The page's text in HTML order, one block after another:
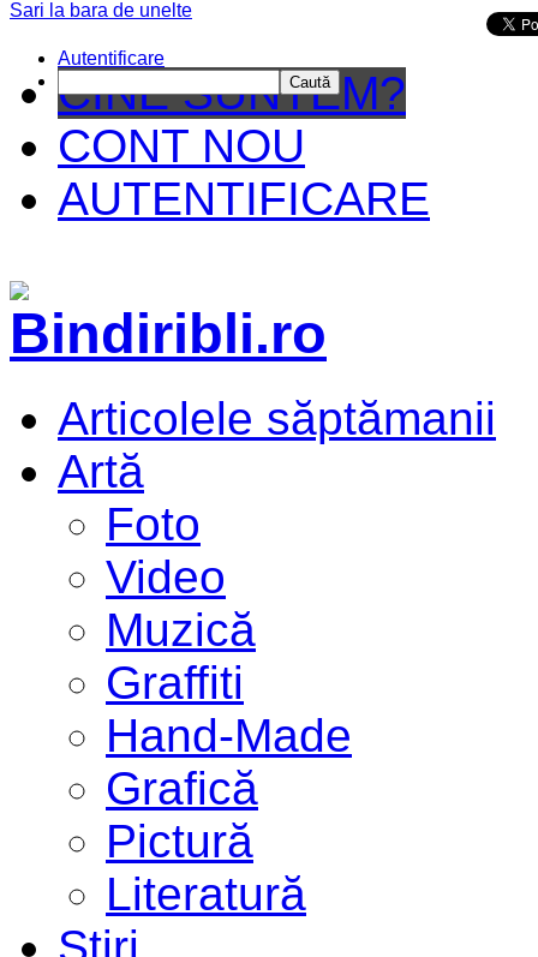
CINE SUNTEM?
CONT NOU
AUTENTIFICARE
Articolele săptămanii
Artă
Foto
Video
Muzică
Graffiti
Hand-Made
Grafică
Pictură
Literatură
Ştiri
Sari la bara de unelte
Autentificare
Caută